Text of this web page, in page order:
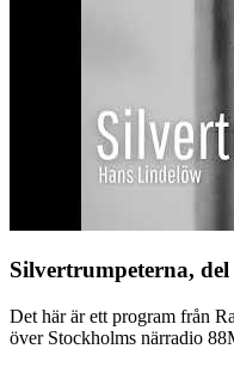
Silvertrumpeterna,
Det här är ett program från
över Stockholms närradio